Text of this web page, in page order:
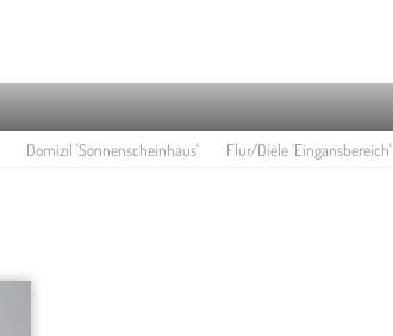
Domizil 'Sonnenscheinhaus' Flur/Diele 'Eingansbereich'